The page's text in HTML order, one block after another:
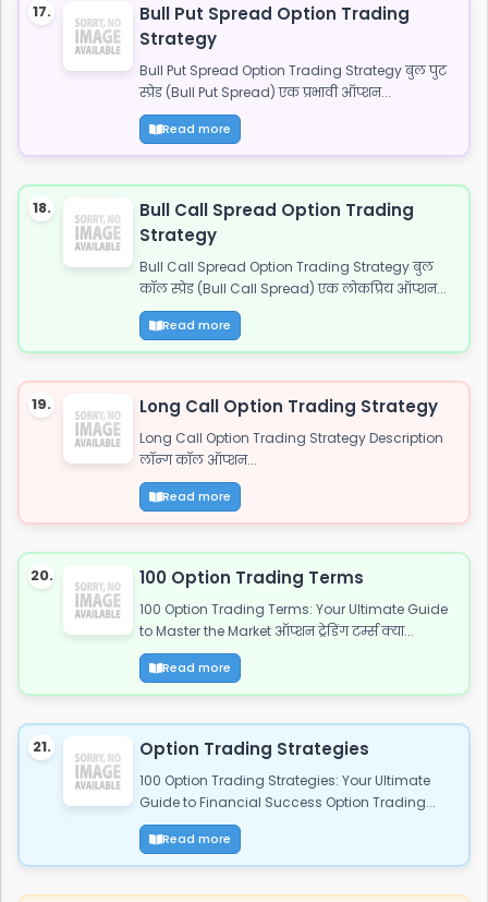
17.
Bull Put Spread Option Trading
Strategy
Bull Put Spread Option Trading Strategy बुल पुट
स्प्रेड (Bull Put Spread) एक प्रभावी ऑप्शन...
Read more
18.
Bull Call Spread Option Trading
Strategy
Bull Call Spread Option Trading Strategy बुल
कॉल स्प्रेड (Bull Call Spread) एक लोकप्रिय ऑप्शन...
Read more
19. Long Call Option Trading Strategy
Long Call Option Trading Strategy Description
लॉन्ग कॉल ऑप्शन...
Read more
20. 100 Option Trading Terms
100 Option Trading Terms: Your Ultimate Guide
to Master the Market ऑप्शन ट्रेडिंग टर्म्स क्या...
Read more
21. Option Trading Strategies
100 Option Trading Strategies: Your Ultimate
Guide to Financial Success Option Trading...
Read more